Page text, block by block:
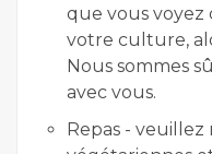
que vous
votre culture,
Nous sommes
avec vous.
Repas -